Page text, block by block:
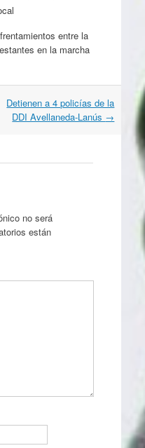
entre la
en la marcha
Detienen a 4 policías de la
DDI Avellaneda-Lanús →
no será
están